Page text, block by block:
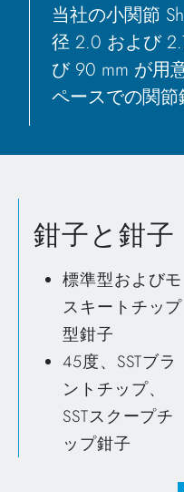
当社の小関節
径 2.0 および
び 90 mm が用
ペースでの関節
鉗子と鉗子
標準型およびモ
スキートチップ
型鉗子
45度、SSTブラ
ントチップ、
SSTスクープチ
ップ鉗子